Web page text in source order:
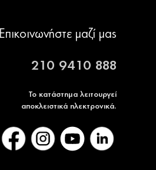
Επικοινωνήστε μαζί μας
210 9410 888
Το κατάστημα λειτουργεί
αποκλειστικά ηλεκτρονικά.